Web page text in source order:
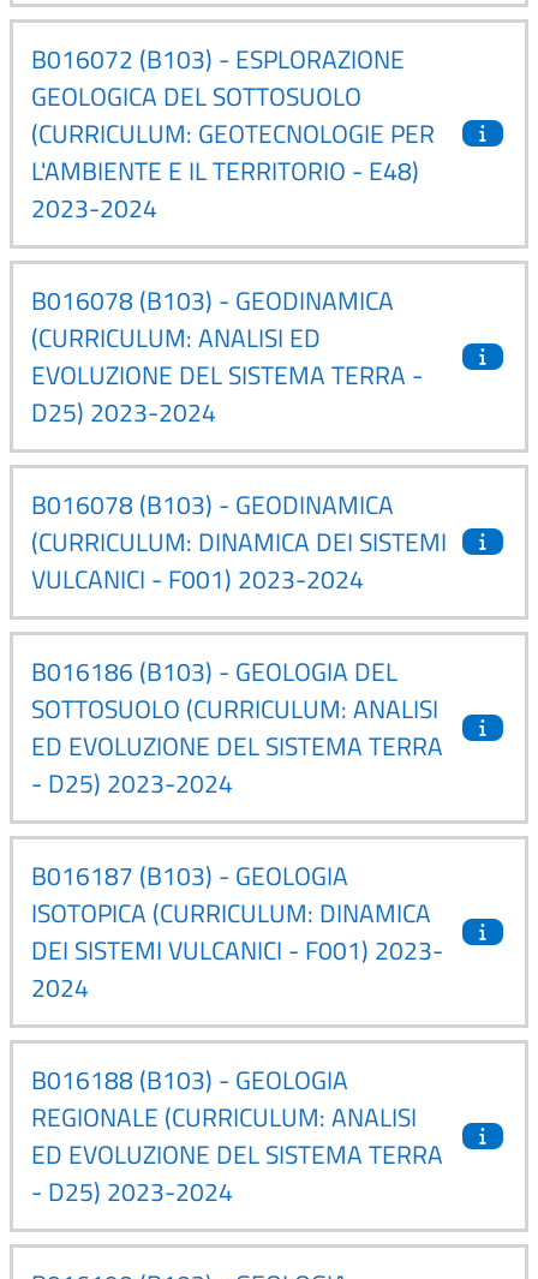
B016072 (B103) - ESPLORAZIONE
GEOLOGICA DEL SOTTOSUOLO
(CURRICULUM: GEOTECNOLOGIE PER
L'AMBIENTE E IL TERRITORIO - E48)
2023-2024
B016078 (B103) - GEODINAMICA
(CURRICULUM: ANALISI ED
EVOLUZIONE DEL SISTEMA TERRA -
D25) 2023-2024
B016078 (B103) - GEODINAMICA
(CURRICULUM: DINAMICA DEI SISTEMI
VULCANICI - F001) 2023-2024
B016186 (B103) - GEOLOGIA DEL
SOTTOSUOLO (CURRICULUM: ANALISI
ED EVOLUZIONE DEL SISTEMA TERRA
- D25) 2023-2024
B016187 (B103) - GEOLOGIA
ISOTOPICA (CURRICULUM: DINAMICA
DEI SISTEMI VULCANICI - F001) 2023-
2024
B016188 (B103) - GEOLOGIA
REGIONALE (CURRICULUM: ANALISI
ED EVOLUZIONE DEL SISTEMA TERRA
- D25) 2023-2024